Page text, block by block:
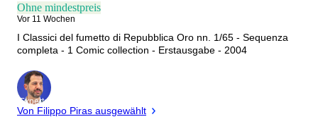
Ohne mindestpreis
Vor 11 Wochen
I Classici del fumetto di Repubblica Oro nn. 1/65 - Sequenza
completa - 1 Comic collection - Erstausgabe - 2004
Experte
Von Filippo Piras ausgewählt